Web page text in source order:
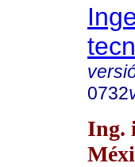
0732
Ing.